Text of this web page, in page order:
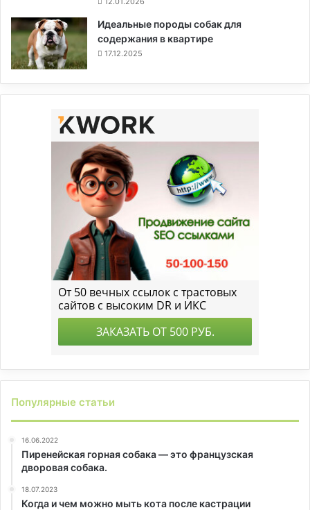
Идеальные породы собак для
содержания в квартире
17.12.2025
Популярные статьи
16.06.2022
Пиренейская горная собака — это французская
дворовая собака.
18.07.2023
Когда и чем можно мыть кота после кастрации